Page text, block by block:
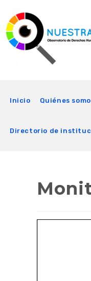
Inicio Quiénes
Directorio de